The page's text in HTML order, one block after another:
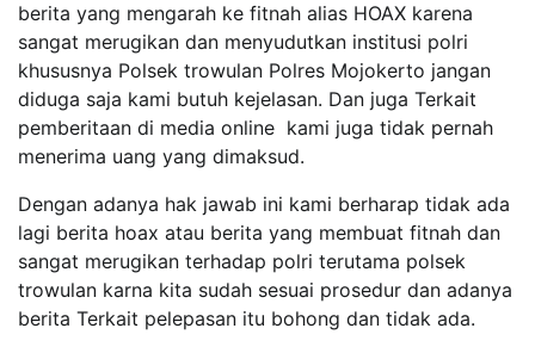
berita yang mengarah ke fitnah alias HOAX karena
sangat merugikan dan menyudutkan institusi polri
khususnya Polsek trowulan Polres Mojokerto jangan
diduga saja kami butuh kejelasan. Dan juga Terkait
pemberitaan di media online kami juga tidak pernah
menerima uang yang dimaksud.
Dengan adanya hak jawab ini kami berharap tidak ada
lagi berita hoax atau berita yang membuat fitnah dan
sangat merugikan terhadap polri terutama polsek
trowulan karna kita sudah sesuai prosedur dan adanya
berita Terkait pelepasan itu bohong dan tidak ada.